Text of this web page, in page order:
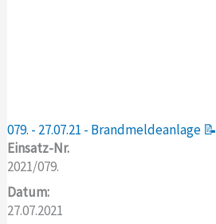
079. - 27.07.21 - Brandmeldeanlage 📝
Einsatz-Nr.
2021/079.
Datum:
27.07.2021